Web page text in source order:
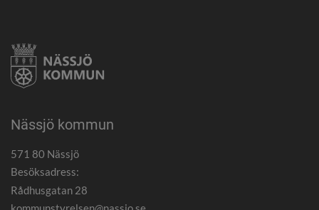
Nässjö kommun
571 80 Nässjö
Besöksadress:
Rådhusgatan 28